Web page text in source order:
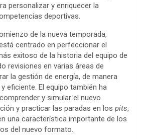
personalizar y enriquecer la
deportivas.
de la nueva temporada,
centrado en perfeccionar el
exitoso de la historia del equipo de
revisiones en varias áreas de
la gestión de energía, de manera
eficiente. El equipo también ha
y simular el nuevo
y practicar las paradas en los pits,
una característica importante de los
del nuevo formato.